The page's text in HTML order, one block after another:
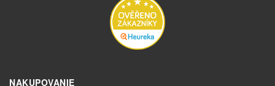
NAKUPOVANIE